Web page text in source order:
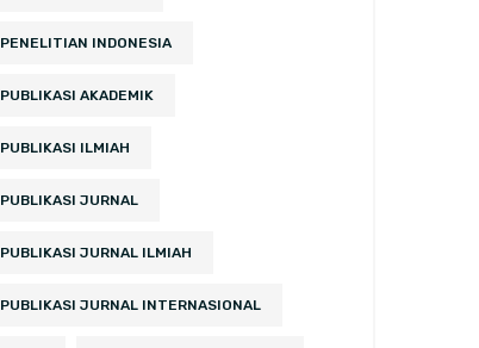
PENELITIAN INDONESIA
PUBLIKASI AKADEMIK
PUBLIKASI ILMIAH
PUBLIKASI JURNAL
PUBLIKASI JURNAL ILMIAH
PUBLIKASI JURNAL INTERNASIONAL